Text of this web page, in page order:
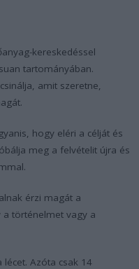
kereskedéssel
tartományában.
amit szeretne,
hogy eléri a célját és
meg a felvételit újra és
érzi magát a
történelmet vagy a
Azóta csak 14